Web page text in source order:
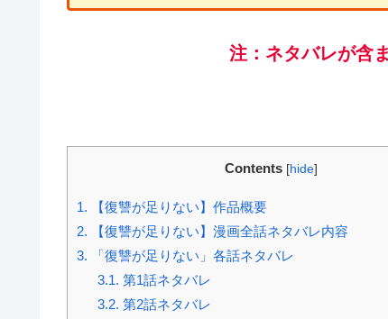
注：ネタバレが含
Contents [hide]
1. 【復讐が足りない】作品概要
2. 【復讐が足りない】漫画全話ネタバレ内容
3. 「復讐が足りない」各話ネタバレ
3.1. 第1話ネタバレ
3.2. 第2話ネタバレ